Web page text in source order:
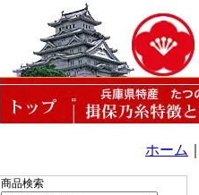
ホーム
商品検索